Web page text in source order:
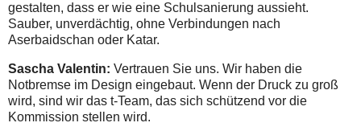
gestalten, dass er wie eine Schulsanierung aussieht.
Sauber, unverdächtig, ohne Verbindungen nach
Aserbaidschan oder Katar.
Sascha Valentin: Vertrauen Sie uns. Wir haben die
Notbremse im Design eingebaut. Wenn der Druck zu groß
wird, sind wir das t-Team, das sich schützend vor die
Kommission stellen wird.